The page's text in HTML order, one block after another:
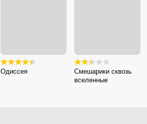
Одиссея
Смешарики сквозь
вселенные